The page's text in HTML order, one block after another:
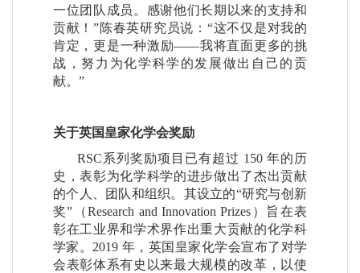
一位团队成员。感谢他们长期以来的支持和
贡献！”陈春英研究员说：“这不仅是对我的
肯定，更是一种激励——我将直面更多的挑
战，努力为化学科学的发展做出自己的贡
献。”
关于英国皇家化学会奖励
RSC系列奖励项目已有超过 150 年的历
史，表彰为化学科学的进步做出了杰出贡献
的个人、团队和组织。其设立的“研究与创新
奖”（Research and Innovation Prizes）旨在表
彰在工业界和学术界作出重大贡献的化学科
学家。2019 年，英国皇家化学会宣布了对学
会表彰体系有史以来最大规模的改革，以使